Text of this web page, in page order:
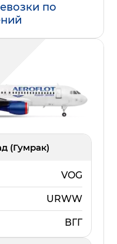
по
(Гумрак)
VOG
URWW
ВГГ